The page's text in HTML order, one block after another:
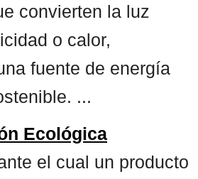
convierten la luz
o calor,
fuente de energía
...
Ecológica
el cual un producto